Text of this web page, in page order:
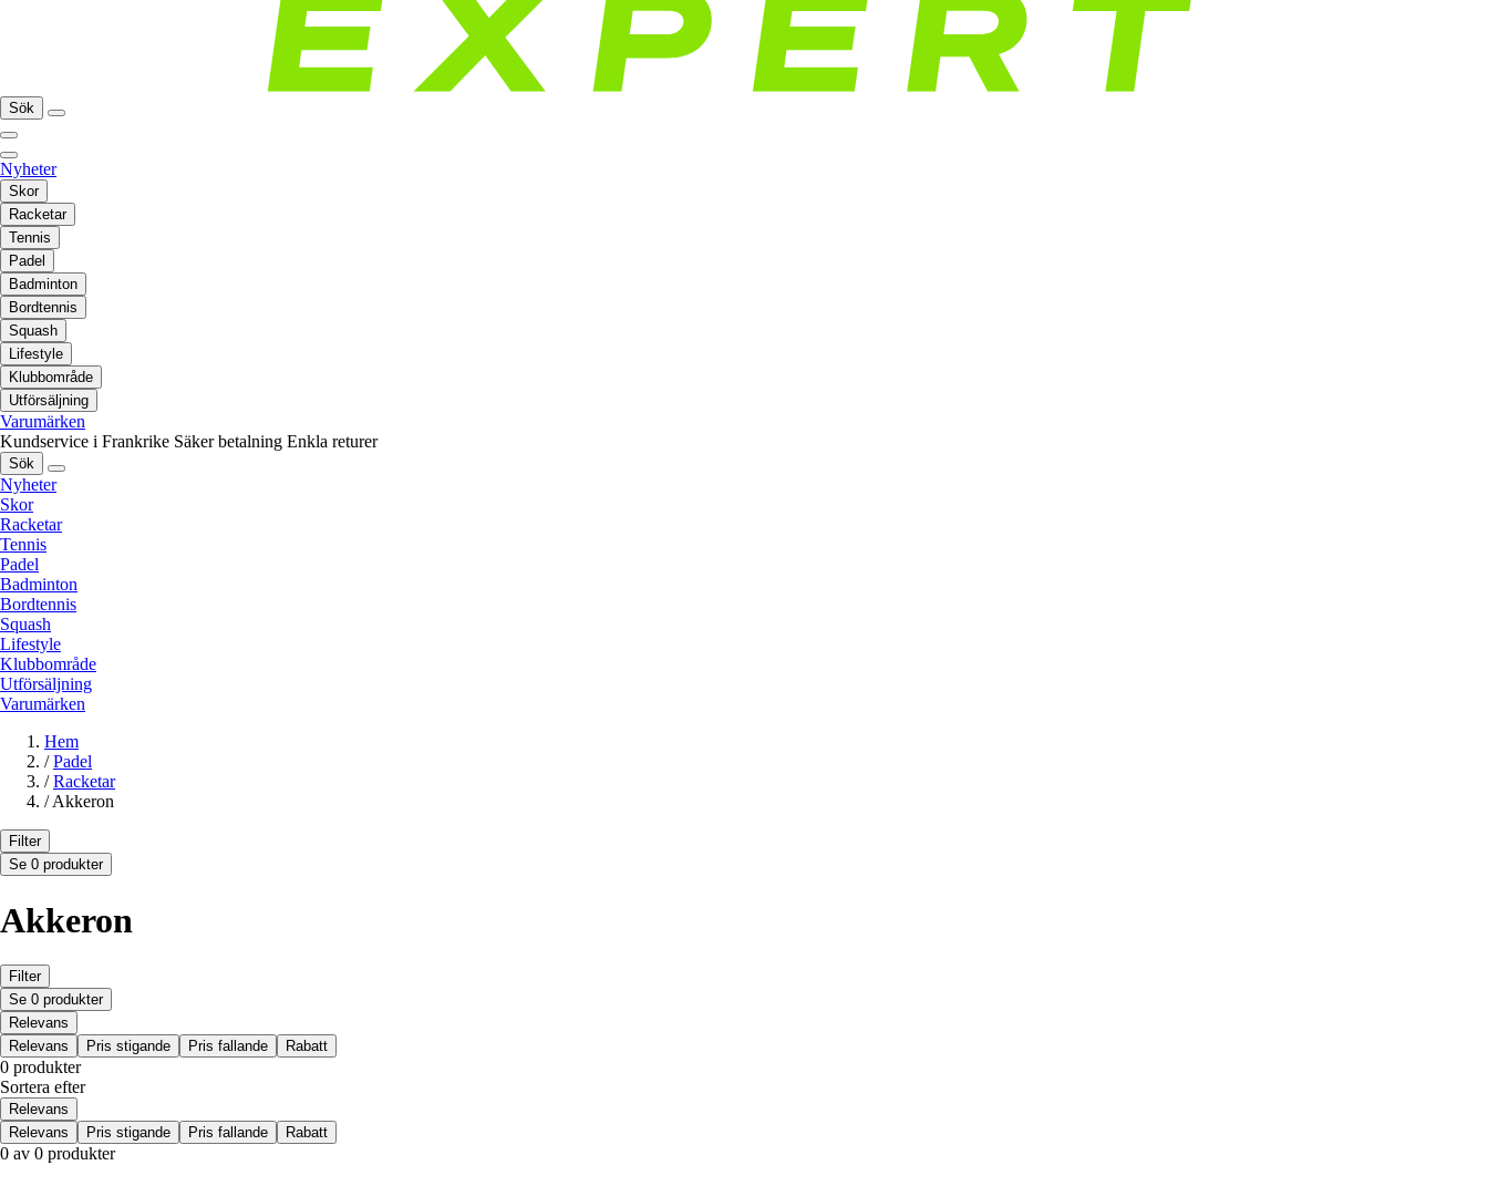
Sök
Nyheter
Skor
Racketar
Tennis
Padel
Badminton
Bordtennis
Squash
Lifestyle
Klubbområde
Utförsäljning
Varumärken
Kundservice i Frankrike Säker betalning Enkla returer
Sök
Nyheter
Skor
Racketar
Tennis
Padel
Badminton
Bordtennis
Squash
Lifestyle
Klubbområde
Utförsäljning
Varumärken
Hem
/ Padel
/ Racketar
/ Akkeron
Filter
Se 0 produkter
Akkeron
Filter
Se 0 produkter
Relevans
Relevans
Pris stigande Pris fallande Rabatt
0 produkter
Sortera efter
Relevans
Relevans
Pris stigande Pris fallande Rabatt
0 av 0 produkter